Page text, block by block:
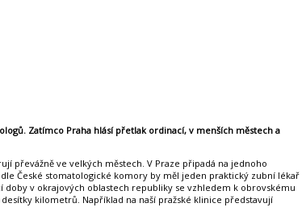
Zatímco Praha hlásí přetlak ordinací, v menších městech a
převážně ve velkých městech. V Praze připadá na jednoho
České stomatologické komory by měl jeden praktický zubní lékař
doby v okrajových oblastech republiky se vzhledem k obrovskému
kilometrů. Například na naší pražské klinice představují